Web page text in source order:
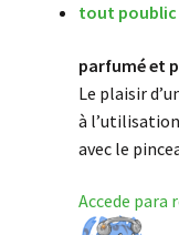
Valorado en5
tout poublic
parfumé et
Le plaisir
à
avec le
Accede para